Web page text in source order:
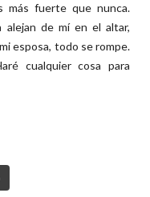
más fuerte que nunca.
alejan de mí en el altar,
esposa, todo se rompe.
cualquier cosa para